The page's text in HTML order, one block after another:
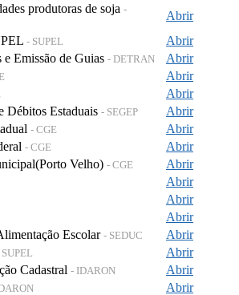
produtoras de soja -
Abrir
- SUPEL
Abrir
Emissão de Guias - DETRAN
Abrir
Abrir
Abrir
Débitos Estaduais - SEGEP
Abrir
- CGE
Abrir
- CGE
Abrir
Velho) - CGE
Abrir
Abrir
Abrir
Abrir
Escolar - SEDUC
Abrir
Abrir
Cadastral - IDARON
Abrir
Abrir